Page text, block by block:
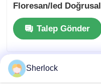
Floresan/led Doğrusal
Işık
Talep Gönder
Sherlock